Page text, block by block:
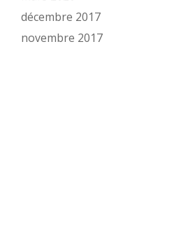
décembre 2017
novembre 2017